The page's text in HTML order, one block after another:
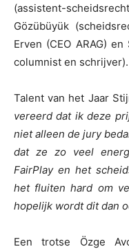
(assistent-
Gözübüyük
Erven (CEO ARAG)
columnist en schrijver).
Talent van het Jaar
vereerd dat ik deze
niet alleen de jury
dat ze zo veel
FairPlay en het
het fluiten hard om
hopelijk wordt dit dan
Een trotse Özge